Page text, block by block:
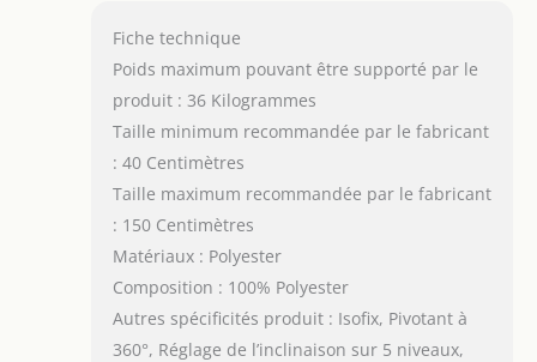
Fiche technique
Poids maximum pouvant être supporté par le
produit : 36 Kilogrammes
Taille minimum recommandée par le fabricant
: 40 Centimètres
Taille maximum recommandée par le fabricant
: 150 Centimètres
Matériaux : Polyester
Composition : 100% Polyester
Autres spécificités produit : Isofix, Pivotant à
360°, Réglage de l’inclinaison sur 5 niveaux,